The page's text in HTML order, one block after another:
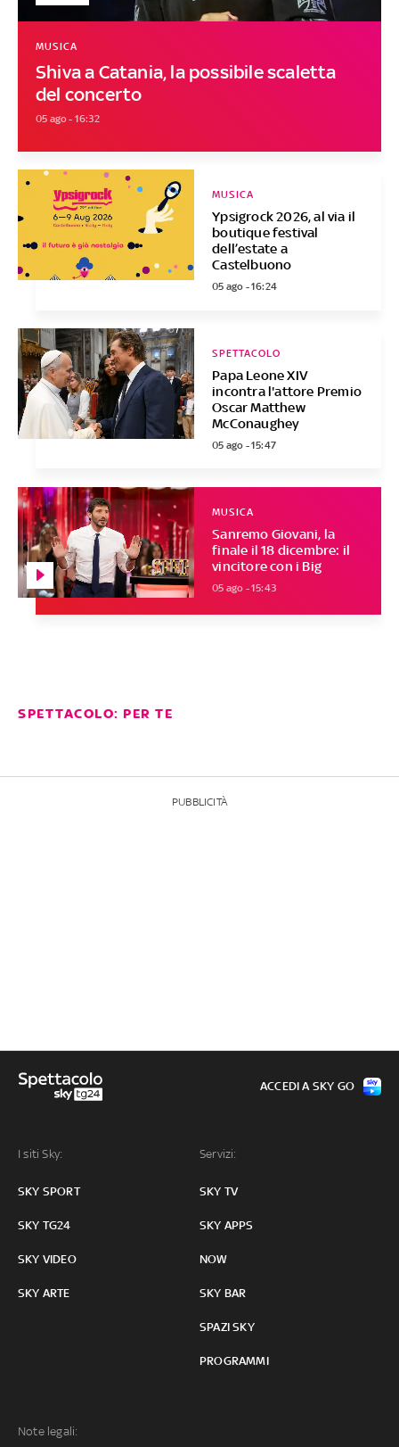
Shiva a Catania, la possibile scaletta
del concerto
MUSICA
05 ago - 16:32
Ypsigrock 2026, al via il
boutique festival
dell’estate a
Castelbuono
MUSICA
05 ago - 16:24
Papa Leone XIV
incontra l'attore Premio
Oscar Matthew
McConaughey
SPETTACOLO
05 ago - 15:47
Sanremo Giovani, la
finale il 18 dicembre: il
vincitore con i Big
MUSICA
05 ago - 15:43
SPETTACOLO: PER TE
PUBBLICITÀ
I siti Sky:
SKY SPORT
SKY TG24
SKY VIDEO
SKY ARTE
Servizi:
SKY TV
SKY APPS
NOW
SKY BAR
SPAZI SKY
PROGRAMMI
Note legali:
ACCEDI A SKY GO